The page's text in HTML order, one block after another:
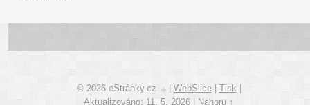
© 2026 eStránky.cz WebSlice Tisk
Aktualizováno: 11. 5. 2026
Nahoru ↑